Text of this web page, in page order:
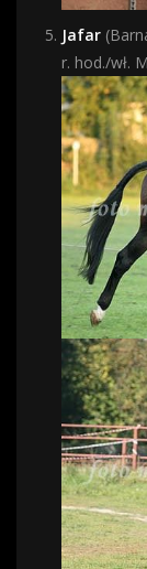
Jafar
r. hod./wł.